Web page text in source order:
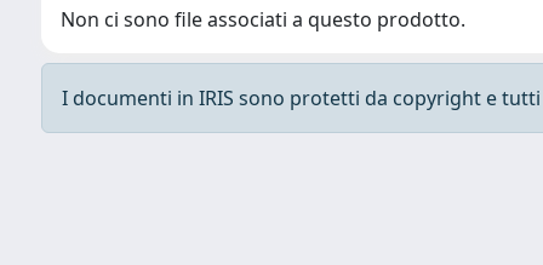
Non ci sono file associati a questo prodotto.
I documenti in IRIS sono protetti da copyright e